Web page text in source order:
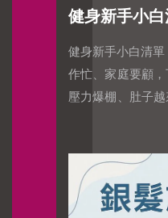
健身新手小
健身新手小白清
作忙、家庭要顧，
壓力爆棚、肚子
35–45 歲上班族
「為什麼」不是
班族來說，更多
看下班不再腦霧